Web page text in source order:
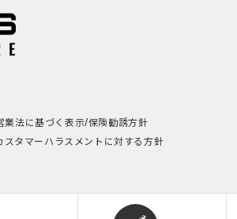
業法に基づく表示/保険勧誘方針
スタマーハラスメントに対する方針